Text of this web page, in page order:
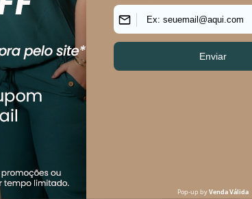
Em até x R$ sem juros
comprou